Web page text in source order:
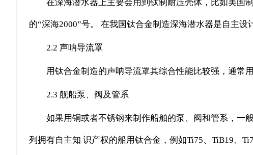
在深海潜水器上主要会用到钛制耐压壳体，比如美国
的“深海2000”号。 在我国钛合金制造深海潜水器是自主设
2.2 声呐导流罩
用钛合金制造的声呐导流罩其综合性能比较强，通常
2.3 舰船泵、阀及管系
如果用铜或者不锈钢来制作船舶的泵、阀和管系，一
列拥有自主知 识产权的船用钛合金，例如Ti75、TiB19、